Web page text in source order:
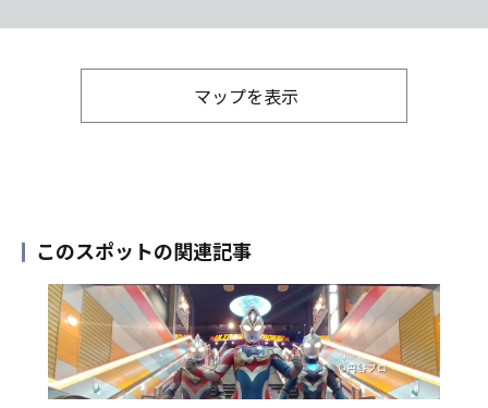
マップを表示
このスポットの関連記事